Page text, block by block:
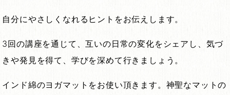
自分にやさしくなれるヒントをお伝えします。
3回の講座を通じて、互いの日常の変化をシェアし、気づ
きや発見を得て、学びを深めて行きましょう。
インド綿のヨガマットをお使い頂きます。神聖なマットの